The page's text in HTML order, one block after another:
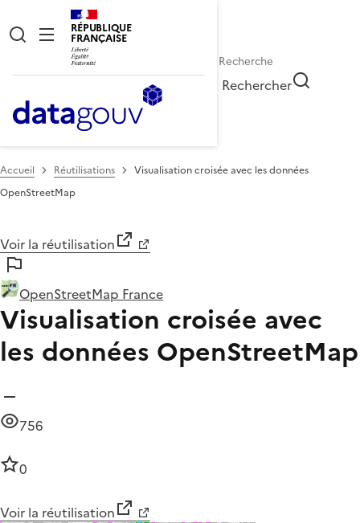
RÉPUBLIQUE
FRANÇAISE
Rechercher
Accueil Réutilisations
Visualisation croisée avec les données
OpenStreetMap
Voir la réutilisation
OpenStreetMap France
Visualisation croisée avec
les données OpenStreetMap
756
0
Voir la réutilisation